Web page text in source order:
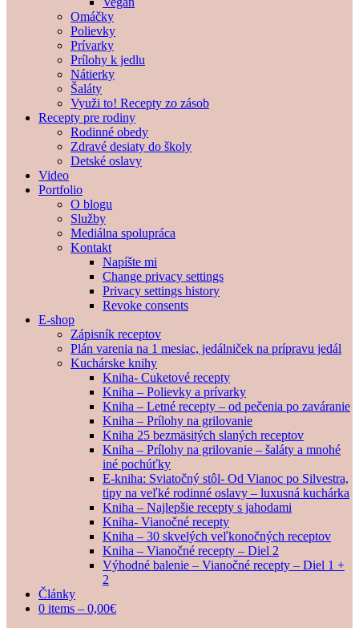
Omáčky
Polievky
Prívarky
Prílohy k jedlu
Nátierky
Šaláty
Využi to! Recepty zo zásob
Recepty pre rodiny
Rodinné obedy
Zdravé desiaty do školy
Detské oslavy
Video
Portfolio
O blogu
Služby
Mediálna spolupráca
Kontakt
Napíšte mi
Change privacy settings
Privacy settings history
Revoke consents
E-shop
Zápisník receptov
Plán varenia na 1 mesiac, jedálniček na prípravu jedál
Kuchárske knihy
Kniha- Cuketové recepty
Kniha – Polievky a prívarky
Kniha – Letné recepty – od pečenia po zaváranie
Kniha – Prílohy na grilovanie
Kniha 25 bezmäsitých slaných receptov
Kniha – Prílohy na grilovanie – šaláty a mnohé
iné pochúťky
E-kniha: Sviatočný stôl- Od Vianoc po Silvestra,
tipy na veľké rodinné oslavy – luxusná kuchárka
Kniha – Najlepšie recepty s jahodami
Kniha- Vianočné recepty
Kniha – 30 skvelých veľkonočných receptov
Kniha – Vianočné recepty – Diel 2
Výhodné balenie – Vianočné recepty – Diel 1 +
2
Články
0 items – 0,00€